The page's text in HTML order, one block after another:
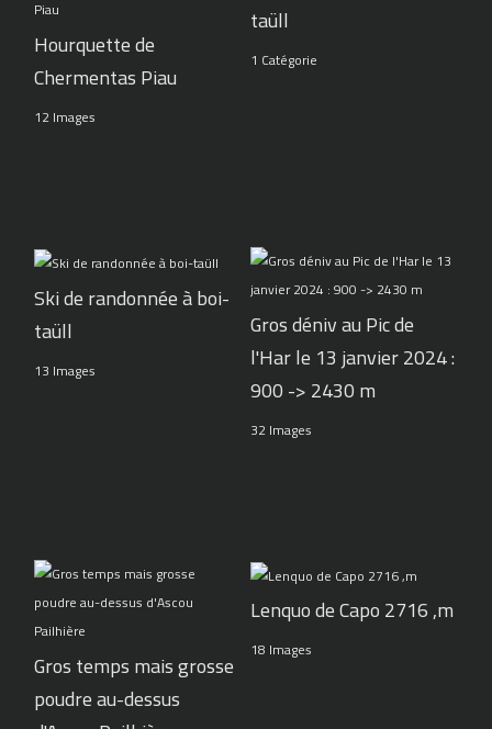
Hourquette de
Chermentas Piau
12 Images
taüll
1 Catégorie
Ski de randonnée à boi-
taüll
13 Images
Gros déniv au Pic de
l'Har le 13 janvier 2024 :
900 -> 2430 m
32 Images
Gros temps mais grosse
poudre au-dessus
Lenquo de Capo 2716 ,m
18 Images